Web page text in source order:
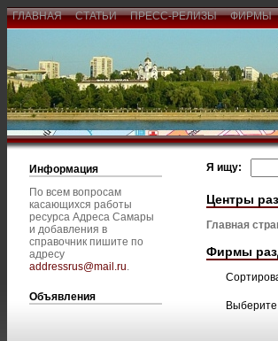
ГЛАВНАЯ СТАТЬИ ПРЕСС-РЕЛИЗЫ ФИРМЫ
Информация
По всем вопросам
касающихся работы
ресурса Адреса Самары
и добавления в
справочник пишите по
адресу
addressrus@mail.ru.
Объявления
Я ищу:
Центры
Главная
Фирмы
Выберите